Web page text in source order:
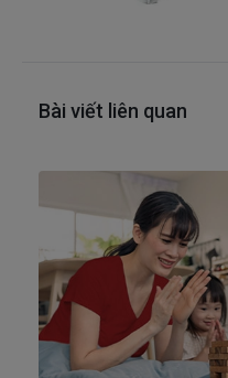
Bài viết liên quan